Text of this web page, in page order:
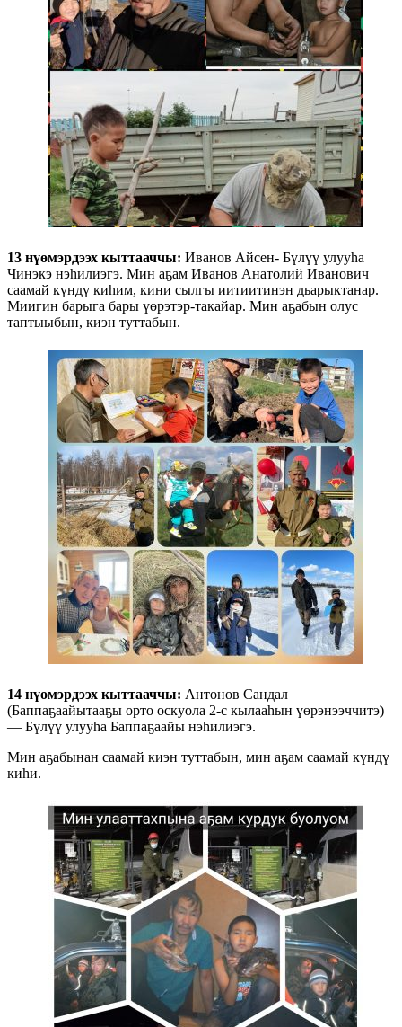
13 нүөмэрдээх кыттааччы: Иванов Айсен- Бүлүү улууһа
Чинэкэ нэһилиэгэ. Мин аҕам Иванов Анатолий Иванович
саамай күндү киһим, кини сылгы иитиитинэн дьарыктанар.
Миигин барыга бары үөрэтэр-такайар. Мин аҕабын олус
таптыыбын, киэн туттабын.
14 нүөмэрдээх кыттааччы: Антонов Сандал
(Баппаҕаайытааҕы орто оскуола 2-с кылааһын үөрэнээччитэ)
— Бүлүү улууһа Баппаҕаайы нэһилиэгэ.
Мин аҕабынан саамай киэн туттабын, мин аҕам саамай күндү
киһи.